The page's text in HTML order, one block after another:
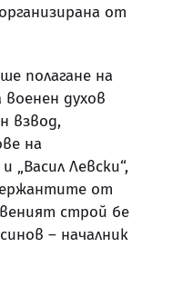
от
полагане на
духов
взвод,
на
„Васил Левски“,
от
строй бе
– началник